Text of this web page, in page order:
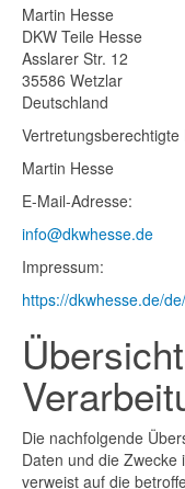
Martin Hesse
DKW Teile Hesse
Asslarer Str. 12
35586 Wetzlar
Deutschland
Vertretungsberechtigte
Martin Hesse
E-Mail-Adresse:
info@dkwhesse.de
Impressum:
https://dkwhesse.de/
Die nachfolgende
Daten und die Zwecke
verweist auf die